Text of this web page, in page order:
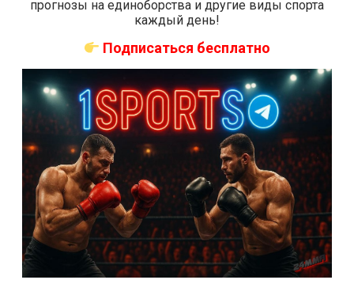
время начала
Прогноз на бой Кортес-Акоста — Льюис на UFC 324:
коэффициенты
Наталья Сильва на UFC 324: статистика и рекорд
Роуз Намаюнас: статистика и рекорд к турниру UFC
324
Где смотреть бой Сильва — Намаюнас на UFC 324:
время начала
Прогноз на бой Сильва — Намаюнас на UFC 324:
коэффициенты
Арнольд Аллен на UFC 324: статистика и рекорд
прогнозы на единоборства и другие виды спорта
каждый день!
Подписаться бесплатно